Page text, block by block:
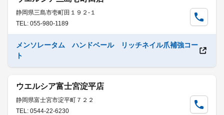
静岡県三島市壱町田１９２-１
TEL: 055-980-1189
メンソレータム ハンドベール リッチネイル爪補強コー
ト
ウエルシア富士宮淀平店
静岡県富士宮市淀平町７２２
TEL: 0544-22-6230